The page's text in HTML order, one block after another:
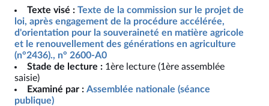
Texte visé : Texte de la commission sur le projet de
loi, après engagement de la procédure accélérée,
d'orientation pour la souveraineté en matière agricole
et le renouvellement des générations en agriculture
(n°2436)., n° 2600-A0
Stade de lecture : 1ère lecture (1ère assemblée
saisie)
Examiné par : Assemblée nationale (séance
publique)